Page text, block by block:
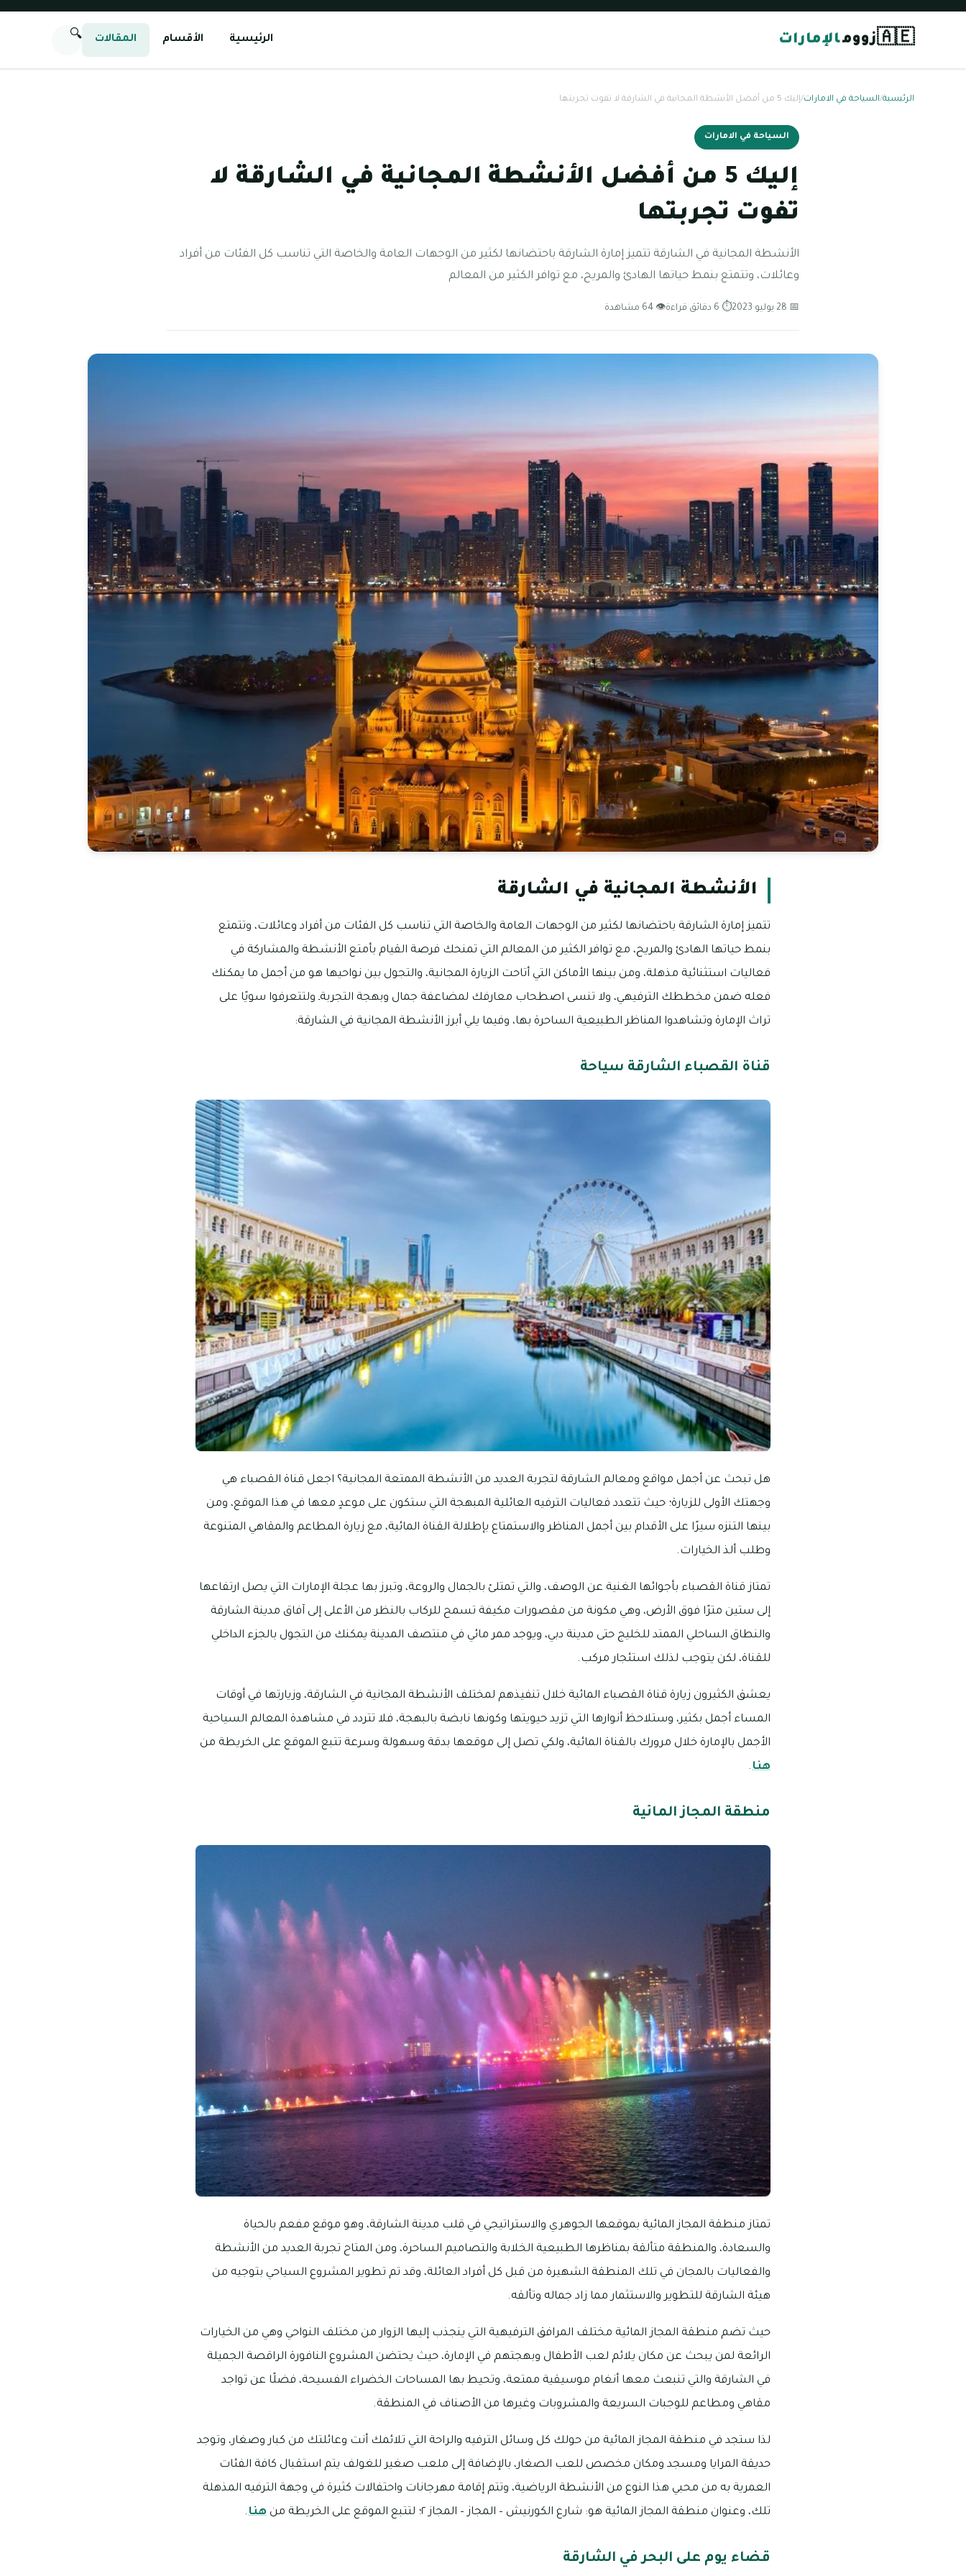
🇦🇪زوومالإمارات الرئيسية الأقسام المقالات 🔍
الرئيسية/السياحة في الامارات/إليك 5 من أفضل الأنشطة المجانية في الشارقة لا تفوت تجربتها
السياحة في الامارات
إليك 5 من أفضل الأنشطة المجانية في الشارقة لا
تفوت تجربتها
الأنشطة المجانية في الشارقة تتميز إمارة الشارقة باحتضانها لكثير من الوجهات العامة والخاصة التي تناسب كل الفئات من أفراد
وعائلات، وتتمتع بنمط حياتها الهادئ والمريح، مع توافر الكثير من المعالم
📅 28 يوليو 2023 ⏱ 6 دقائق قراءة 👁 64 مشاهدة
الأنشطة المجانية في الشارقة
تتميز إمارة الشارقة باحتضانها لكثير من الوجهات العامة والخاصة التي تناسب كل الفئات من أفراد وعائلات، وتتمتع
بنمط حياتها الهادئ والمريح، مع توافر الكثير من المعالم التي تمنحك فرصة القيام بأمتع الأنشطة والمشاركة في
فعاليات استثنائية مذهلة، ومن بينها الأماكن التي أتاحت الزيارة المجانية، والتجول بين نواحيها هو من أجمل ما يمكنك
فعله ضمن مخططك الترفيهي، ولا تنسى اصطحاب معارفك لمضاعفة جمال وبهجة التجربةـ ولتتعرفوا سويًا على
تراث الإمارة وتشاهدوا المناظر الطبيعية الساحرة بها، وفيما يلي أبرز الأنشطة المجانية في الشارقة:
قناة القصباء الشارقة سياحة
هل تبحث عن أجمل مواقع ومعالم الشارقة لتجربة العديد من الأنشطة الممتعة المجانية؟ اجعل قناة القصباء هي
وجهتك الأولى للزيارة؛ حيث تتعدد فعاليات الترفيه العائلية المبهجة التي ستكون على موعدٍ معها في هذا الموقع، ومن
بينها التنزه سيرًا على الأقدام بين أجمل المناظر والاستمتاع بإطلالة القناة المائية، مع زيارة المطاعم والمقاهي المتنوعة
وطلب ألذ الخيارات.
تمتاز قناة القصباء بأجوائها الغنية عن الوصف، والتي تمتلئ بالجمال والروعة، وتبرز بها عجلة الإمارات التي يصل ارتفاعها
إلى ستين مترًا فوق الأرض، وهي مكونة من مقصورات مكيفة تسمح للركاب بالنظر من الأعلى إلى آفاق مدينة الشارقة
والنطاق الساحلي الممتد للخليج حتى مدينة دبي، ويوجد ممر مائي في منتصف المدينة يمكنك من التجول بالجزء الداخلي
للقناة، لكن يتوجب لذلك استئجار مركب.
يعشق الكثيرون زيارة قناة القصباء المائية خلال تنفيذهم لمختلف الأنشطة المجانية في الشارقة، وزيارتها في أوقات
المساء أجمل بكثير، وستلاحظ أنوارها التي تزيد حيويتها وكونها نابضة بالبهجة، فلا تتردد في مشاهدة المعالم السياحية
الأجمل بالإمارة خلال مرورك بالقناة المائية، ولكي تصل إلى موقعها بدقة وسهولة وسرعة تتبع الموقع على الخريطة من
هنا.
منطقة المجاز المائية
تمتاز منطقة المجاز المائية بموقعها الجوهري والاستراتيجي في قلب مدينة الشارقة، وهو موقع مفعم بالحياة
والسعادة، والمنطقة متألقة بمناظرها الطبيعية الخلابة والتصاميم الساحرة، ومن المتاح تجربة العديد من الأنشطة
والفعاليات بالمجان في تلك المنطقة الشهيرة من قبل كل أفراد العائلة، وقد تم تطوير المشروع السياحي بتوجيه من
هيئة الشارقة للتطوير والاستثمار مما زاد جماله وتألقه.
حيث تضم منطقة المجاز المائية مختلف المرافق الترفيهية التي ينجذب إليها الزوار من مختلف النواحي وهي من الخيارات
الرائعة لمن يبحث عن مكان يلائم لعب الأطفال وبهجتهم في الإمارة، حيث يحتضن المشروع النافورة الراقصة الجميلة
في الشارقة والتي تنبعث معها أنغام موسيقية ممتعة، وتحيط بها المساحات الخضراء الفسيحة، فضلًا عن تواجد
مقاهي ومطاعم للوجبات السريعة والمشروبات وغيرها من الأصناف في المنطقة.
لذا ستجد في منطقة المجاز المائية من حولك كل وسائل الترفيه والراحة التي تلائمك أنت وعائلتك من كبار وصغار، وتوجد
حديقة المرايا ومسجد ومكان مخصص للعب الصغار، بالإضافة إلى ملعب صغير للغولف يتم استقبال كافة الفئات
العمرية به من محبي هذا النوع من الأنشطة الرياضية، وتتم إقامة مهرجانات واحتفالات كثيرة في وجهة الترفيه المذهلة
تلك، وعنوان منطقة المجاز المائية هو: شارع الكورنيش – المجاز – المجاز ٢؛ لتتبع الموقع على الخريطة من
هنا.
قضاء يوم على البحر في الشارقة